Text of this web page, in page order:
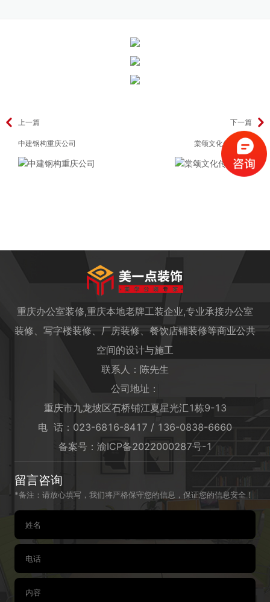
上一篇
中建钢构重庆公司
下一篇
棠颂文化传播公司
联系人：陈先生
电 话：023-6816-8417 / 136-0838-6660
备案号： 渝ICP备2022000287号-1
公司地址：
重庆市九龙坡区石桥铺江夏星光汇1栋9-13
重庆办公室装修,重庆本地老牌工装企业,专业承接办公室
装修、写字楼装修、厂房装修、餐饮店铺装修等商业公共
空间的设计与施工
留言咨询
*备注：请放心填写，我们将严格保守您的信息，保证您的信息安全！